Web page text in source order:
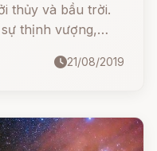
thủy và bầu trời.
thịnh vượng,
21/08/2019